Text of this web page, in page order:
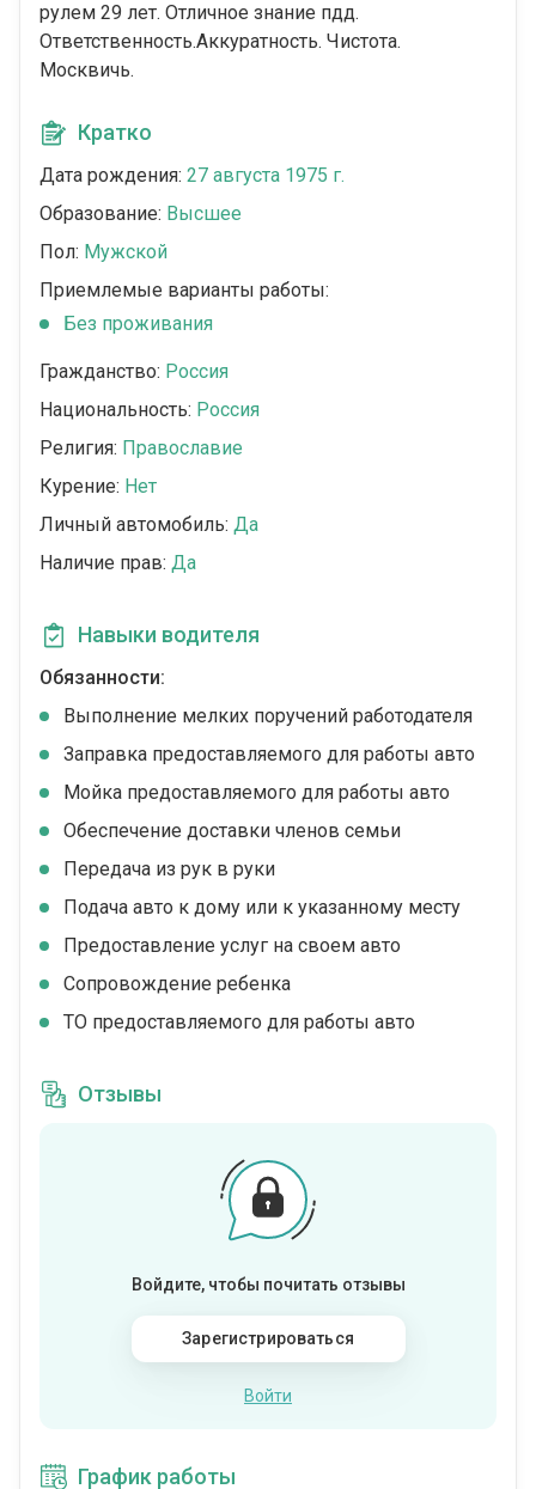
рулем 29 лет. Отличное знание пдд.
Ответственность.Аккуратность. Чистота.
Москвичь.
Кратко
Дата рождения: 27 августа 1975 г.
Образование: Высшее
Пол: Мужской
Приемлемые варианты работы:
Без проживания
Гражданство: Россия
Национальность: Россия
Религия: Православие
Курение: Нет
Личный автомобиль: Да
Наличие прав: Да
Навыки водителя
Обязанности:
Выполнение мелких поручений работодателя
Заправка предоставляемого для работы авто
Мойка предоставляемого для работы авто
Обеспечение доставки членов семьи
Передача из рук в руки
Подача авто к дому или к указанному месту
Предоставление услуг на своем авто
Сопровождение ребенка
ТО предоставляемого для работы авто
Отзывы
Войдите, чтобы почитать отзывы
Зарегистрироваться
Войти
График работы